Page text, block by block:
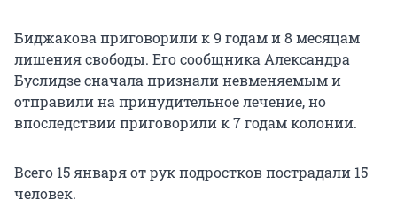
Биджакова приговорили к 9 годам и 8 месяцам
лишения свободы. Его сообщника Александра
Буслидзе сначала признали невменяемым и
отправили на принудительное лечение, но
впоследствии приговорили к 7 годам колонии.
Всего 15 января от рук подростков пострадали 15
человек.